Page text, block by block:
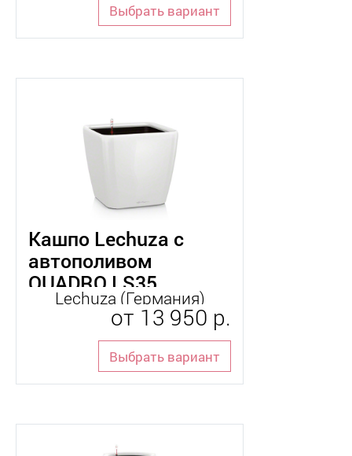
Выбрать вариант
Кашпо Lechuza с
автополивом
QUADRO LS35
Lechuza (Германия)
от 13 950 р.
Выбрать вариант